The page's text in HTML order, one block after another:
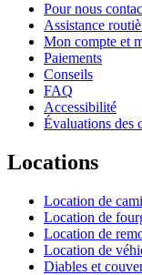
Pour nous
Assistance
Mon compte et
Paiements
Conseils
FAQ
Accessibilité
Évaluations des
Locations
Location de
Location de
Location de
Location de
Diables et